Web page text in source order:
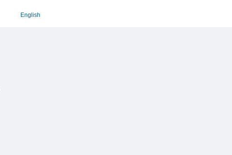
English